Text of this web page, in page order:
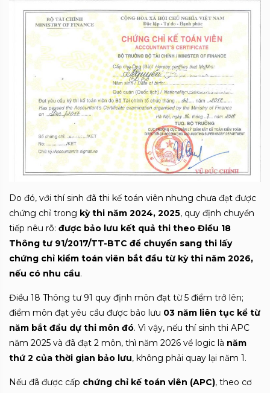
Do đó, với thí sinh đã thi kế toán viên nhưng chưa đạt được
chứng chỉ trong kỳ thi năm 2024, 2025, quy định chuyển
tiếp nêu rõ: được bảo lưu kết quả thi theo Điều 18
Thông tư 91/2017/TT-BTC để chuyển sang thi lấy
chứng chỉ kiểm toán viên bắt đầu từ kỳ thi năm 2026,
nếu có nhu cầu.
Điều 18 Thông tư 91 quy định môn đạt từ 5 điểm trở lên;
điểm môn đạt yêu cầu được bảo lưu 03 năm liên tục kể từ
năm bắt đầu dự thi môn đó. Vì vậy, nếu thí sinh thi APC
năm 2025 và đã đạt 2 môn, thì năm 2026 về logic là năm
thứ 2 của thời gian bảo lưu, không phải quay lại năm 1.
Nếu đã được cấp chứng chỉ kế toán viên (APC), theo cơ